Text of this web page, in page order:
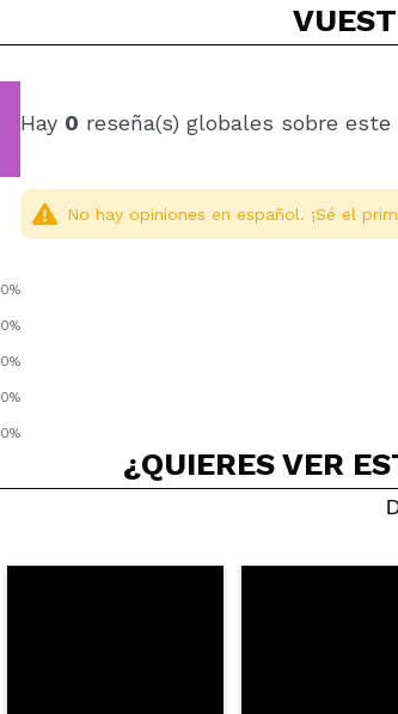
0%
0%
0%
0%
0%
Hay 0 reseña(s) globales sobre
Compartir un
Tu vídeo podría ser el
¿Recomendarías su compra? Si No
No hay opiniones en español. ¡Sé el
¿QUIERES VER